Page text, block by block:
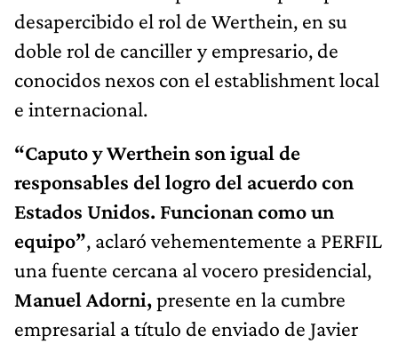
desapercibido el rol de Werthein, en su
doble rol de canciller y empresario, de
conocidos nexos con el establishment local
e internacional.
“Caputo y Werthein son igual de
responsables del logro del acuerdo con
Estados Unidos. Funcionan como un
equipo”, aclaró vehementemente a PERFIL
una fuente cercana al vocero presidencial,
Manuel Adorni,presente en la cumbre
empresarial a título de enviado de Javier